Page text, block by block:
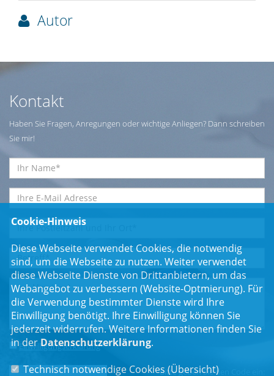
Autor
Kontakt
Haben Sie Fragen, Anregungen oder wichtige Anliegen? Dann schreiben
Sie mir!
Einwilligungserklärung*
Bitte geben Sie den Code ein:
Cookie-Hinweis
Diese Webseite verwendet Cookies, die notwendig
sind, um die Webseite zu nutzen. Weiter verwendet
diese Webseite Dienste von Drittanbietern, um das
Webangebot zu verbessern (Website-Optmierung). Für
die Verwendung bestimmter Dienste wird Ihre
Einwilligung benötigt. Ihre Einwilligung können Sie
jederzeit widerrufen. Weitere Informationen finden Sie
in der Datenschutzerklärung.
Technisch notwendige Cookies (Übersicht)